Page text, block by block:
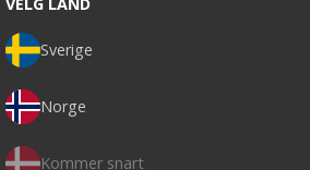
Sverige
Norge
Kommer snart